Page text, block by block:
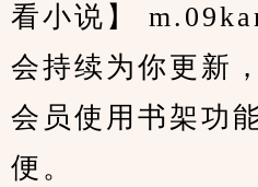
看小说】
会持续为你更新
会员使用书架功
便。